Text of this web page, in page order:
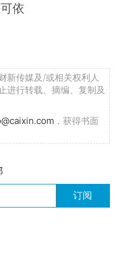
依
新传媒及/或相关权利人
进行转载、摘编、复制及
，获得书面
订阅